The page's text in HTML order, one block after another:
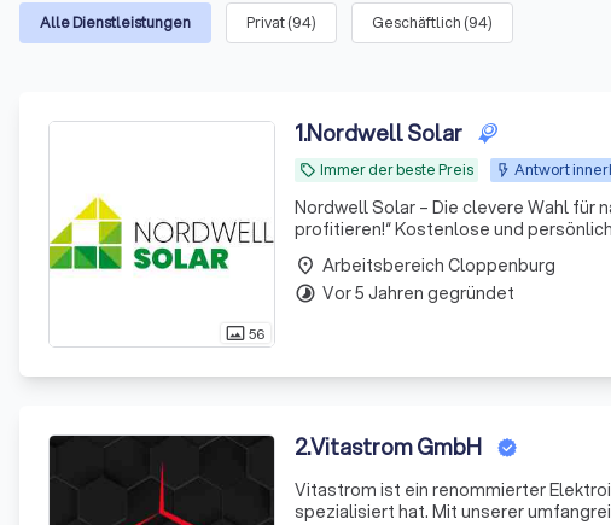
Alle Dienstleistungen Privat(94) Geschäftlich (94)
photo_size_select_actual56
1.Nordwell Solar
local_offer Immer der beste Preis Antwort
Nordwell Solar – Die clevere Wahl für
profitieren!“ Kostenlose und
place Arbeitsbereich Cloppenburg
timelapse Vor 5 Jahren gegründet
2.Vitastrom GmbH
Vitastrom ist ein renommierter
spezialisiert hat. Mit unserer